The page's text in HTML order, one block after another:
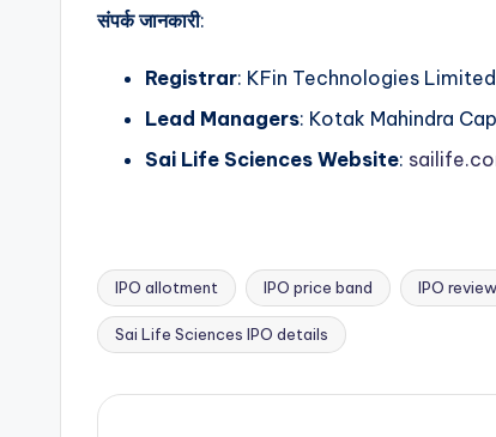
संपर्क जानकारी:
Registrar: KFin Technologies Limited
Lead Managers: Kotak Mahindra
Sai Life Sciences Website:
Tags:
IPO allotment IPO price band IPO review
Sai Life Sciences IPO details